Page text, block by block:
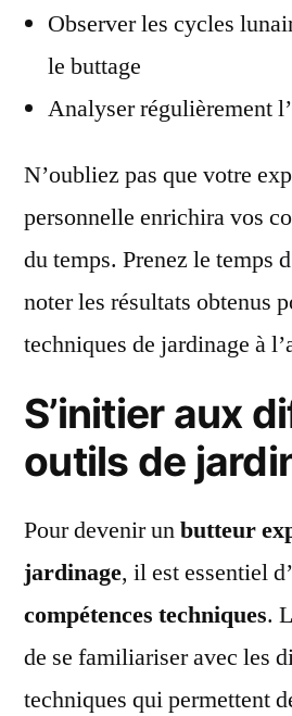
Observer les cycles
le buttage
Analyser régulièrement
N’oubliez pas que votre
personnelle enrichira vos
du temps. Prenez le temps
noter les résultats obtenus
techniques de jardinage à
S’initier aux
outils de
Pour devenir unbutteur
jardinage, il est essentiel
compétences techniques.
de se familiariser avec les
techniques qui permettent